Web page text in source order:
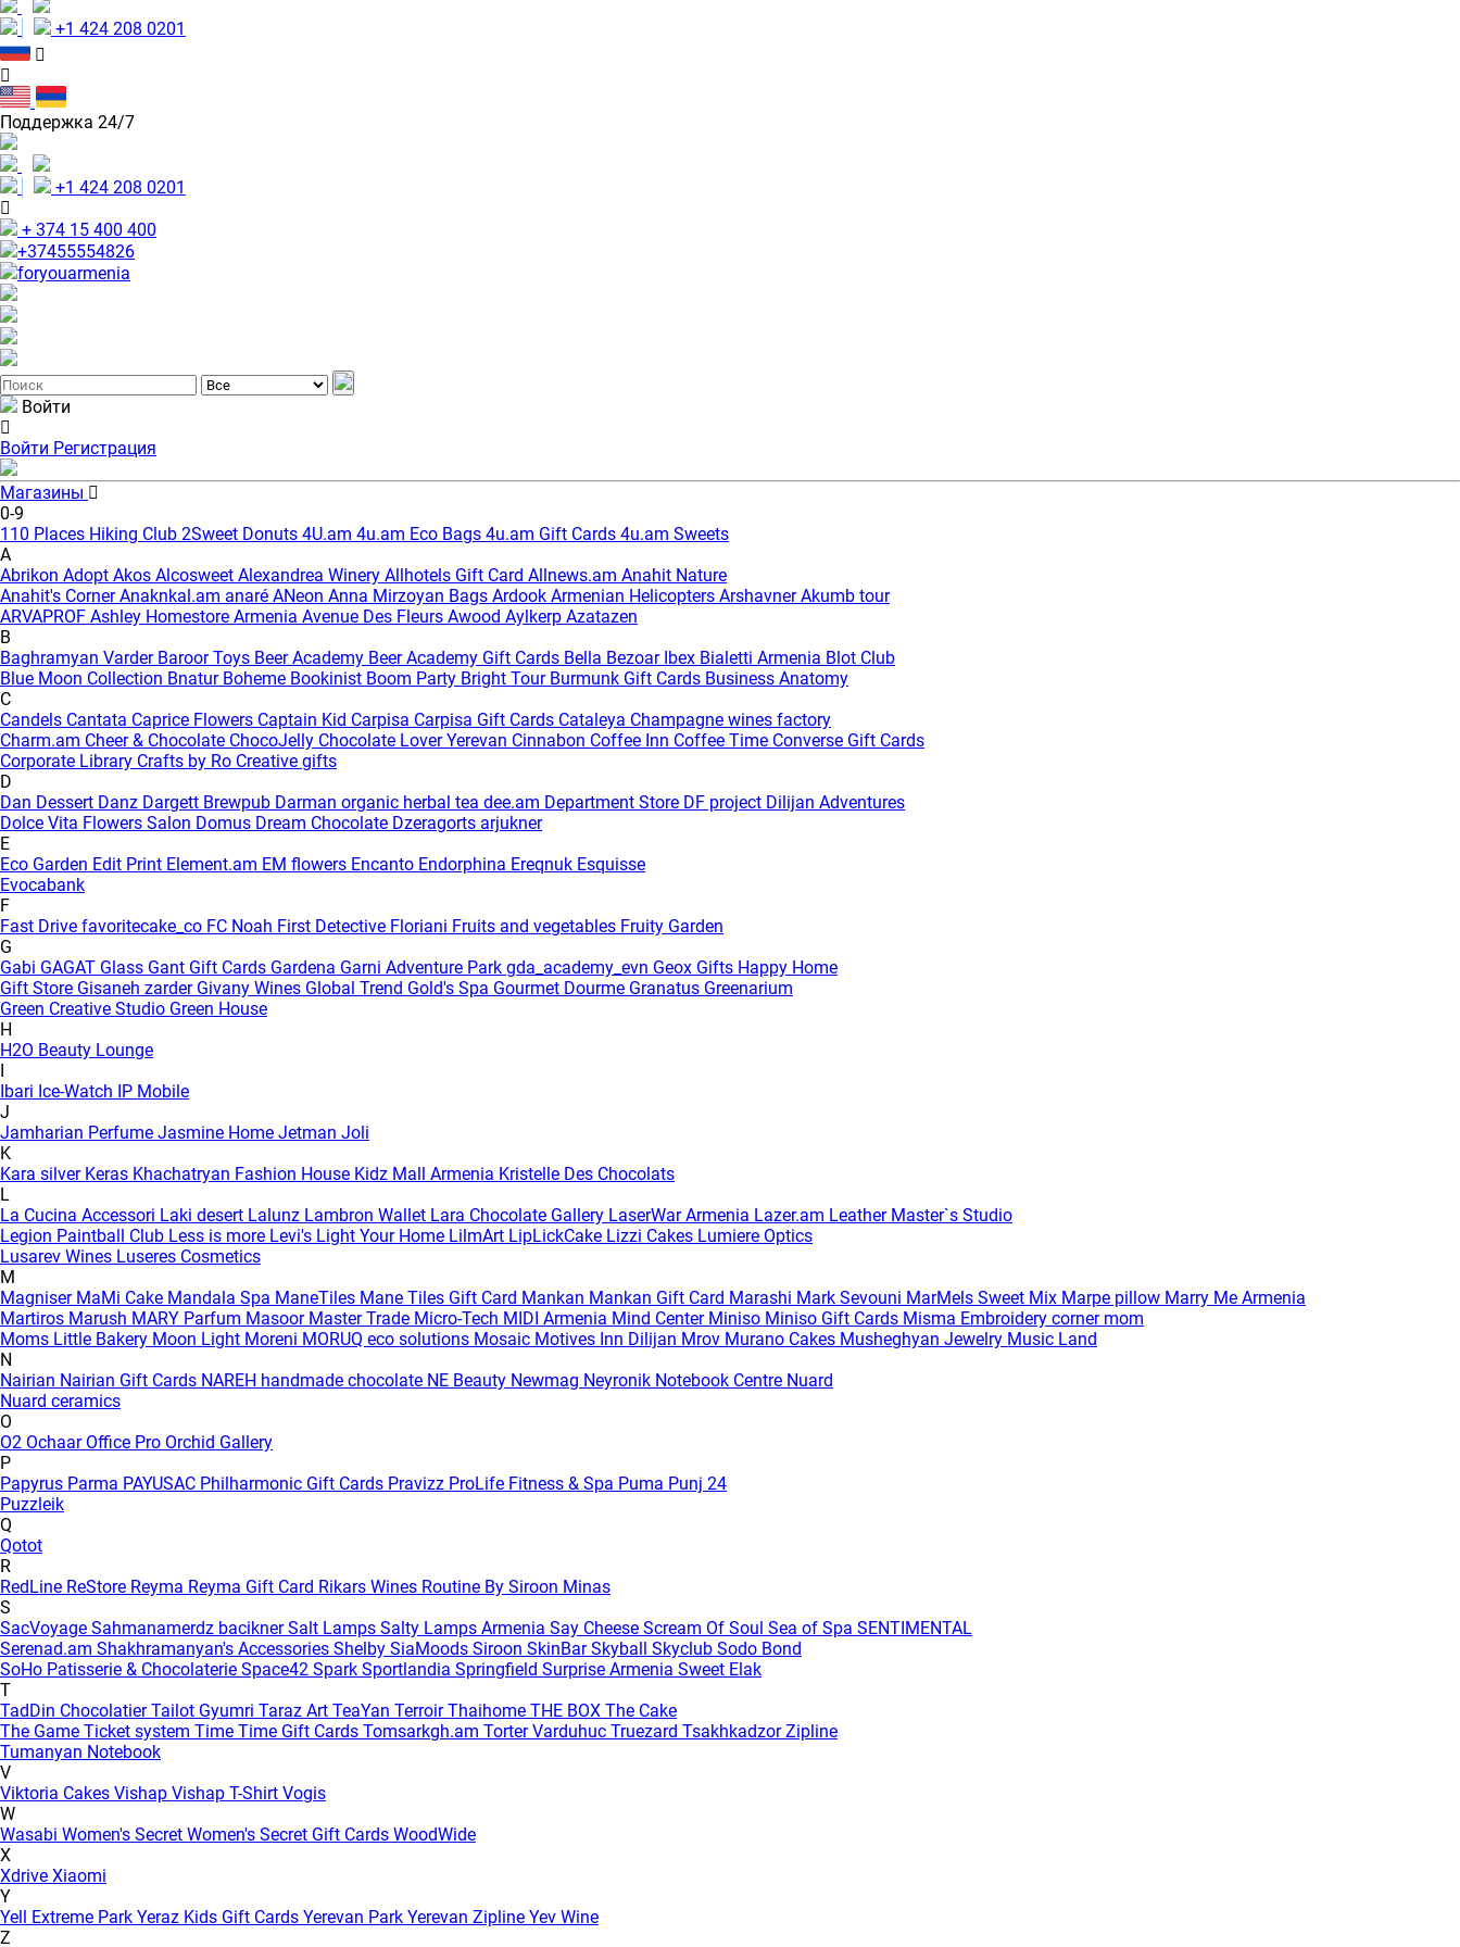
+1 424 208 0201
Поддержка 24/7
+1 424 208 0201
+ 374 15 400 400
+37455554826
foryouarmenia
Войти
Войти Регистрация
Магазины
0-9
110 Places Hiking Club 2Sweet Donuts 4U.am 4u.am Eco Bags 4u.am Gift Cards 4u.am Sweets
A
Abrikon Adopt Akos Alcosweet Alexandrea Winery Allhotels Gift Card Allnews.am Anahit Nature
Anahit's CornerAnaknkal.am anaré ANeon Anna Mirzoyan Bags Ardook Armenian Helicopters Arshavner Akumb tour
ARVAPROF Ashley Homestore Armenia Avenue Des Fleurs Awood Aylkerp Azatazen
B
Baghramyan Varder Baroor Toys Beer Academy Beer Academy Gift Cards Bella Bezoar Ibex Bialetti Armenia Blot Club
Blue Moon Collection Bnatur Boheme Bookinist Boom Party Bright Tour Burmunk Gift Cards Business Anatomy
C
Candels Cantata Caprice Flowers Captain Kid Carpisa Carpisa Gift Cards Cataleya Champagne wines factory
Charm.am Cheer & Chocolate ChocoJelly Chocolate Lover Yerevan Cinnabon Coffee Inn Coffee Time Converse Gift Cards
Corporate Library Crafts by Ro Creative gifts
D
Dan Dessert Danz Dargett Brewpub Darman organic herbal tea dee.am Department Store DF project Dilijan Adventures
Dolce Vita Flowers Salon Domus Dream Chocolate Dzeragorts arjukner
E
Eco Garden Edit Print Element.am EM flowers Encanto Endorphina Ereqnuk Esquisse
Evocabank
F
Fast Drive favoritecake_co FC Noah First Detective Floriani Fruits and vegetables Fruity Garden
G
Gabi GAGAT Glass Gant Gift Cards Gardena Garni Adventure Park gda_academy_evn Geox Gifts Happy Home
Gift Store Gisaneh zarder Givany Wines Global Trend Gold's Spa Gourmet Dourme Granatus Greenarium
Green Creative Studio Green House
H
H2O Beauty Lounge
I
Ibari Ice-Watch IP Mobile
J
Jamharian Perfume Jasmine Home Jetman Joli
K
Kara silver Keras Khachatryan Fashion House Kidz Mall Armenia Kristelle Des Chocolats
L
La Cucina Accessori Laki desert Lalunz Lambron Wallet Lara Chocolate Gallery LaserWar Armenia Lazer.am Leather Master`s Studio
Legion Paintball Club Less is more Levi's Light Your Home LilmArt LipLickCake Lizzi Cakes Lumiere Optics
Lusarev Wines Luseres Cosmetics
M
Magniser MaMi Cake Mandala Spa ManeTiles Mane Tiles Gift Card Mankan Mankan Gift Card Marashi Mark Sevouni MarMels Sweet Mix Marpe pillow Marry Me Armenia
Martiros Marush MARY Parfum Masoor Master Trade Micro-Tech MIDI Armenia Mind Center Miniso Miniso Gift Cards Misma Embroidery corner mom
Moms Little Bakery Moon Light Moreni MORUQ eco solutions Mosaic Motives Inn Dilijan Mrov Murano Cakes Musheghyan Jewelry Music Land
N
Nairian Nairian Gift Cards NAREH handmade chocolate NE Beauty Newmag Neyronik Notebook Centre Nuard
Nuard ceramics
O
O2 Ochaar Office Pro Orchid Gallery
P
Papyrus Parma PAYUSAC Philharmonic Gift Cards Pravizz ProLife Fitness & Spa Puma Punj 24
Puzzleik
Q
Qotot
R
RedLine ReStore Reyma Reyma Gift Card Rikars Wines Routine By Siroon Minas
S
SacVoyage Sahmanamerdz baciknerSalt Lamps Salty Lamps Armenia Say Cheese Scream Of Soul Sea of Spa SENTIMENTAL
Serenad.am Shakhramanyan's Accessories Shelby SiaMoods Siroon SkinBarSkyball Skyclub Sodo Bond
SoHo Patisserie & Chocolaterie Space42 Spark Sportlandia Springfield Surprise Armenia Sweet Elak
T
TadDin ChocolatierTailot Gyumri Taraz Art TeaYan TerroirThaihome THE BOX The Cake
The Game Ticket system Time Time Gift Cards Tomsarkgh.am Torter Varduhuc Truezard Tsakhkadzor Zipline
Tumanyan Notebook
V
Viktoria Cakes Vishap Vishap T-Shirt Vogis
W
Wasabi Women's Secret Women's Secret Gift Cards WoodWide
X
Xdrive Xiaomi
Y
Yell Extreme Park Yeraz Kids Gift Cards Yerevan Park Yerevan Zipline Yev Wine
Z